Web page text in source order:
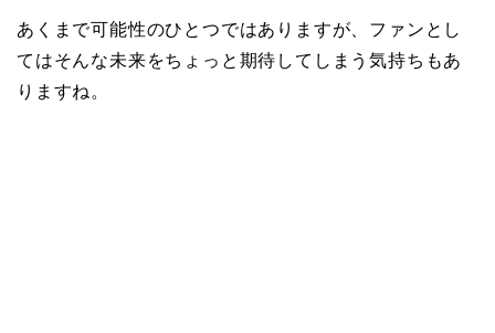
あくまで可能性のひとつではありますが、ファンとし
てはそんな未来をちょっと期待してしまう気持ちもあ
りますね。